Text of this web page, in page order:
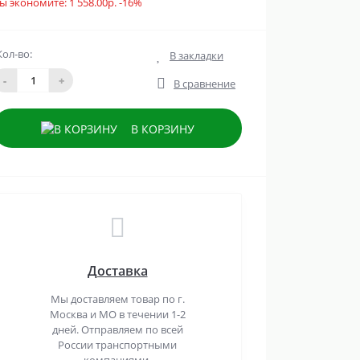
во:
-
+
В закладки
В сравнение
В КОРЗИНУ
Доставка
Мы доставляем товар по г.
Москва и МО в течении 1-2
дней. Отправляем по всей
России транспортными